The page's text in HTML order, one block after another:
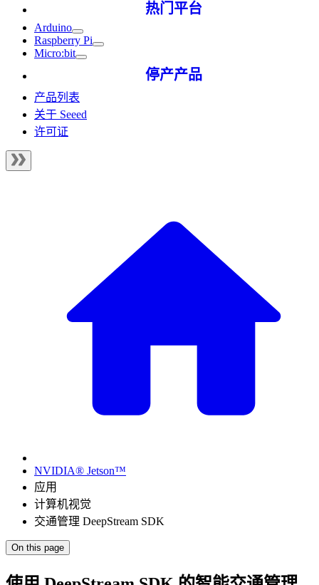
热门平台
Arduino
Raspberry Pi
Micro:bit
停产产品
产品列表
关于 Seeed
许可证
NVIDIA® Jetson™
应用
计算机视觉
交通管理 DeepStream SDK
On this page